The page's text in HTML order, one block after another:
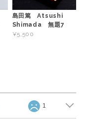
島田篤 Atsushi
Shimada 無題7
¥5,500
1